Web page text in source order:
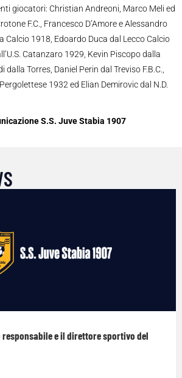
giocatori: Christian Andreoni, Marco Meli ed
F.C., Francesco D’Amore e Alessandro
Calcio 1918, Edoardo Duca dal Lecco Calcio
Catanzaro 1929, Kevin Piscopo dalla
dalla Torres, Daniel Perin dal Treviso F.B.C.,
1932 ed Elian Demirovic dal N.D.
S.S. Juve Stabia 1907
e il direttore sportivo del